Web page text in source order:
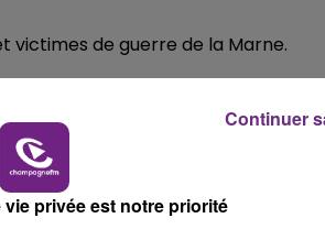
FM
victimes de guerre de la Marne.
privée est notre priorité
Continuer